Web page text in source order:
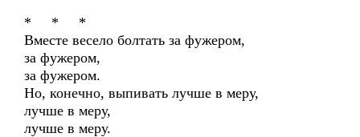
* * *
Вместе весело болтать за фужером,
за фужером,
за фужером.
Но, конечно, выпивать лучше в меру,
лучше в меру,
лучше в меру.